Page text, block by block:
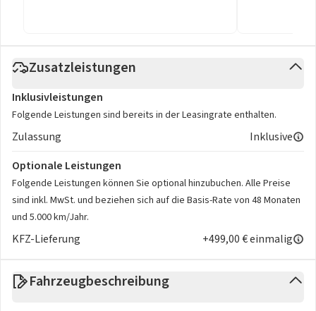
Zusatzleistungen
Inklusivleistungen
Folgende Leistungen sind bereits in der Leasingrate enthalten.
Zulassung
Inklusive
Optionale Leistungen
Folgende Leistungen können Sie optional hinzubuchen. Alle Preise
sind inkl. MwSt. und beziehen sich auf die Basis-Rate von 48 Monaten
und 5.000 km/Jahr.
KFZ-Lieferung +499,00 € einmalig
Fahrzeugbeschreibung